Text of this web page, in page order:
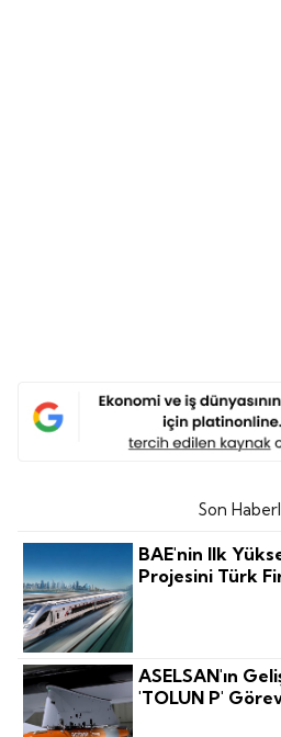
Son
BAE'nin Ilk
Projesini Türk
ASELSAN'ın
'TOLUN P'